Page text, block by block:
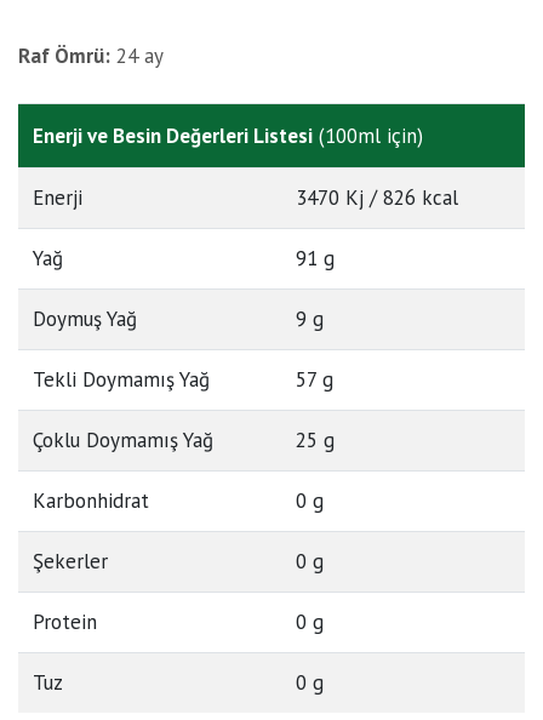
Raf Ömrü: 24 ay
Enerji ve Besin Değerleri Listesi (100ml için)
Enerji 3470 Kj / 826 kcal
Yağ 91 g
Doymuş Yağ 9 g
Tekli Doymamış Yağ 57 g
Çoklu Doymamış Yağ 25 g
Karbonhidrat 0 g
Şekerler 0 g
Protein 0 g
Tuz 0 g